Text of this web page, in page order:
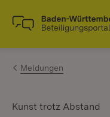
Zum Inhalt
Link zur Startseite
Meldungen
Kunst trotz Abstand